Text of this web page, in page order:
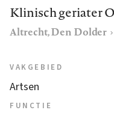
gaan
Klinisch geriater
Altrecht, Den Dolder
VAKGEBIED
Artsen
FUNCTIE